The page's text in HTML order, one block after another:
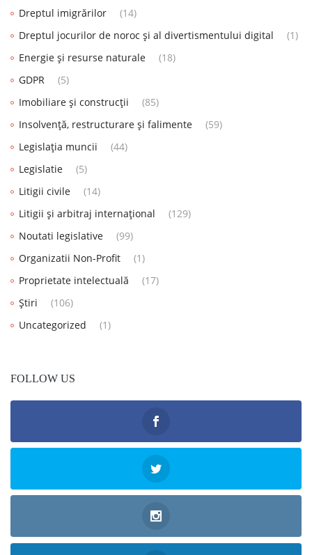
Dreptul imigrărilor
(14)
Dreptul jocurilor de noroc și al divertismentului digital
(1)
Energie și resurse naturale
(18)
GDPR
(5)
Imobiliare și construcții
(85)
Insolvență, restructurare și falimente
(59)
Legislația muncii
(44)
Legislatie
(5)
Litigii civile
(14)
Litigii și arbitraj internațional
(129)
Noutati legislative
(99)
Organizatii Non-Profit
(1)
Proprietate intelectuală
(17)
Știri
(106)
Uncategorized
(1)
FOLLOW US